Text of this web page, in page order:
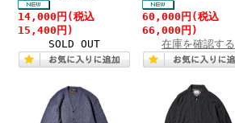
14,000円(税込
15,400円)
SOLD OUT
60,000円(税込
66,000円)
在庫を確認する